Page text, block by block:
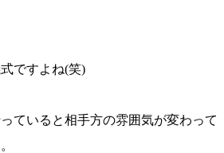
ですよね(笑)
ていると相手方の雰囲気が変わって